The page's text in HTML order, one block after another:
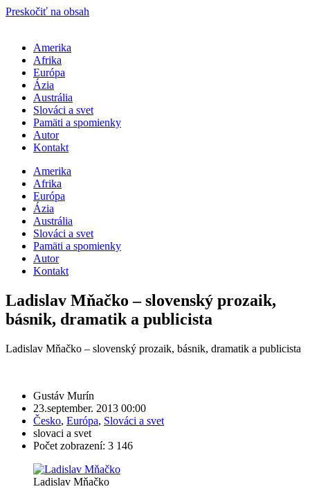
Preskočiť na obsah
Amerika
Afrika
Európa
Ázia
Austrália
Slováci a svet
Pamäti a spomienky
Autor
Kontakt
Amerika
Afrika
Európa
Ázia
Austrália
Slováci a svet
Pamäti a spomienky
Autor
Kontakt
Ladislav Mňačko – slovenský prozaik,
básnik, dramatik a publicista
Ladislav Mňačko – slovenský prozaik, básnik, dramatik a publicista
Gustáv Murín
23.september. 2013 00:00
Česko, Európa, Slováci a svet
slovaci a svet
Počet zobrazení: 3 146
Ladislav Mňačko